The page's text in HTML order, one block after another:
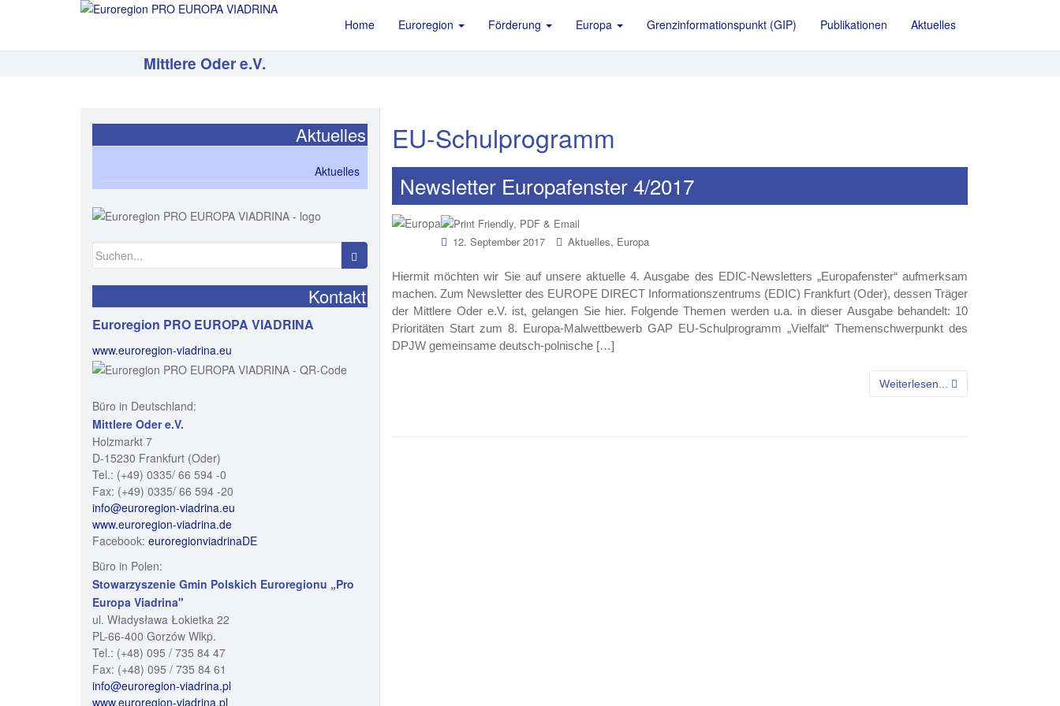
Home Euroregion Förderung Europa Grenzinformationspunkt (GIP) Publikationen Aktuelles
Mittlere Oder e.V.
EU-Schulprogramm
Newsletter Europafenster 4/2017
12. September 2017 Aktuelles, Europa
Hiermit möchten wir Sie auf unsere aktuelle 4. Ausgabe des EDIC-Newsletters „Europafenster“ aufmerksam
machen. Zum Newsletter des EUROPE DIRECT Informationszentrums (EDIC) Frankfurt (Oder), dessen Träger
der Mittlere Oder e.V. ist, gelangen Sie hier. Folgende Themen werden u.a. in dieser Ausgabe behandelt: 10
Prioritäten Start zum 8. Europa-Malwettbewerb GAP EU-Schulprogramm „Vielfalt“ Themenschwerpunkt des
DPJW gemeinsame deutsch-polnische […]
Weiterlesen...
Aktuelles
Aktuelles
Suchen
Kontakt
Euroregion PRO EUROPA VIADRINA
www.euroregion-viadrina.eu
Büro in Deutschland:
Mittlere Oder e.V.
Holzmarkt 7
D-15230 Frankfurt (Oder)
Tel.: (+49) 0335/ 66 594 -0
Fax: (+49) 0335/ 66 594 -20
info@euroregion-viadrina.eu
www.euroregion-viadrina.de
Facebook: euroregionviadrinaDE
Büro in Polen:
Stowarzyszenie Gmin Polskich Euroregionu „Pro
Europa Viadrina"
ul. Władysława Łokietka 22
PL-66-400 Gorzów Wlkp.
Tel.: (+48) 095 / 735 84 47
Fax: (+48) 095 / 735 84 61
info@euroregion-viadrina.pl
www.euroregion-viadrina.pl